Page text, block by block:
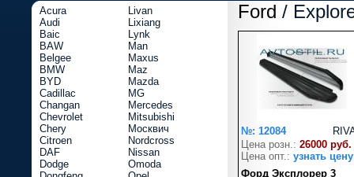
Ford /
№: 12084
Цена розн.: 26000 руб.
Цена опт.: узнать цену
Форд Эксплорер 3
Acura
Audi
Baic
BAW
Belgee
BMW
BYD
Cadillac
Changan
Chevrolet
Chery
Citroen
DAF
Dodge
Livan
Lixiang
Lynk
Man
Maxus
Maz
Mazda
MG
Mercedes
Mitsubishi
Москвич
Nordcross
Nissan
Omoda